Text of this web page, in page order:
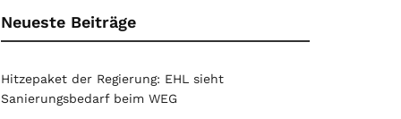
Neueste Beiträge
Hitzepaket der Regierung: EHL sieht
Sanierungsbedarf beim WEG